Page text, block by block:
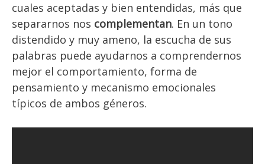
cuales aceptadas y bien entendidas, más que
separarnos nos complementan. En un tono
distendido y muy ameno, la escucha de sus
palabras puede ayudarnos a comprendernos
mejor el comportamiento, forma de
pensamiento y mecanismo emocionales
típicos de ambos géneros.